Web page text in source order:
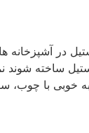
در آشپزخانه
ساخته شوند
خوبی با چوب،